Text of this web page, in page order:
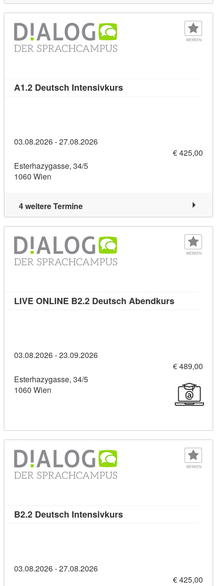
MERKEN
A1.2 Deutsch IntensivkursKursdetail: A1.2 Deutsch
03.08.2026 - 27.08.2026
€ 425,00
Esterhazygasse, 34/5
1060 Wien
4 weitere Termine
MERKEN
LIVE ONLINE B2.2 Deutsch AbendkursKursdetail:
03.08.2026 - 23.09.2026
€ 489,00
Esterhazygasse, 34/5
1060 Wien
MERKEN
B2.2 Deutsch IntensivkursKursdetail: B2.2 Deutsch
03.08.2026 - 27.08.2026
€ 425,00